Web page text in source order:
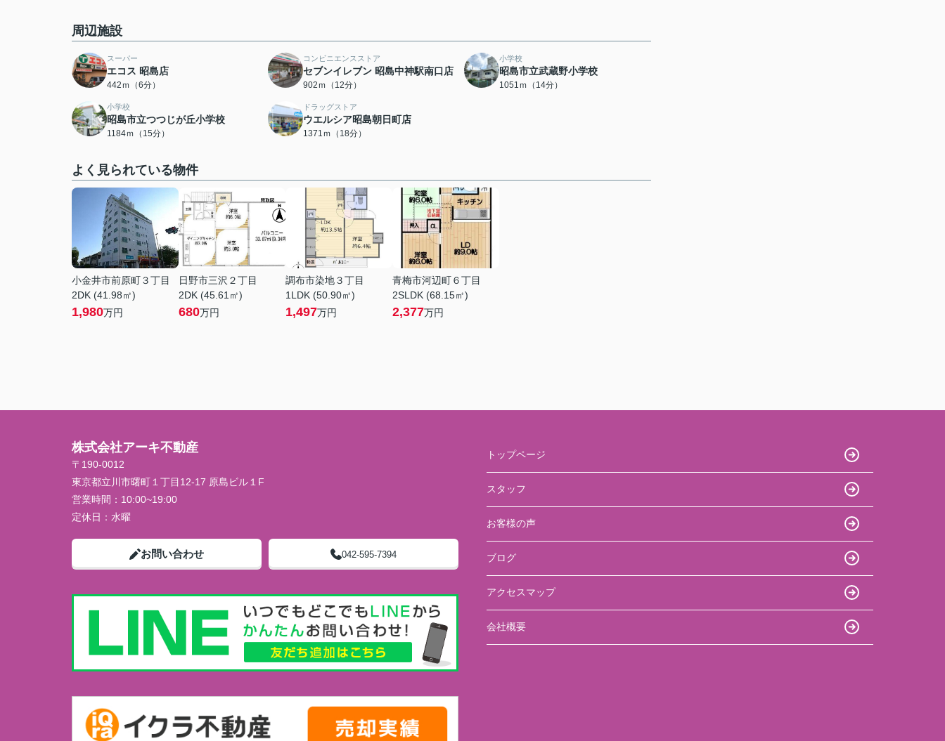
周辺施設
スーパー
エコス 昭島店
442ｍ（6分）
コンビニエンスストア
セブンイレブン 昭島中神駅南口店
902ｍ（12分）
小学校
昭島市立武蔵野小学校
1051ｍ（14分）
小学校
昭島市立つつじが丘小学校
1184ｍ（15分）
ドラッグストア
ウエルシア昭島朝日町店
1371ｍ（18分）
よく見られている物件
小金井市前原町３丁目
2DK (41.98㎡)
1,980万円
日野市三沢２丁目
2DK (45.61㎡)
680万円
調布市染地３丁目
1LDK (50.90㎡)
1,497万円
青梅市河辺町６丁目
2SLDK (68.15㎡)
2,377万円
株式会社アーキ不動産
〒190-0012
東京都立川市曙町１丁目12-17 原島ビル１F
営業時間： 10:00~19:00
定休日： 水曜
お問い合わせ 042-595-7394
トップページ
スタッフ
お客様の声
ブログ
アクセスマップ
会社概要